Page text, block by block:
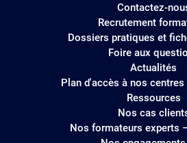
Contactez-
Recrutement
Dossiers pratiques et
Foire aux
Actualités
Plan d'accès à nos
Ressources
Nos cas
Nos formateurs experts